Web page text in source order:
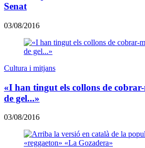
Senat
03/08/2016
Cultura i mitjans
«I han tingut els collons de
de gel...»
03/08/2016